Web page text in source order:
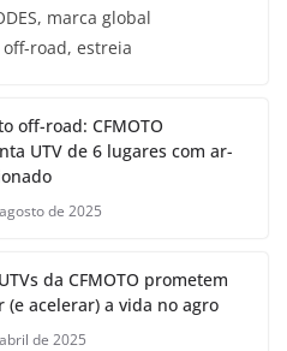
marca global
road, estreia
off-road: CFMOTO
UTV de 6 lugares com ar-
de 2025
da CFMOTO prometem
(e acelerar) a vida no agro
de 2025